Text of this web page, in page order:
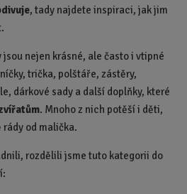
t
, tady najdete inspiraci, jak jim
nejen krásné, ale často i vtipné
trička, polštáře, zástěry,
dárkové sady a další doplňky, které
. Mnoho z nich potěší i děti,
od malička.
rozdělili jsme tuto kategorii do